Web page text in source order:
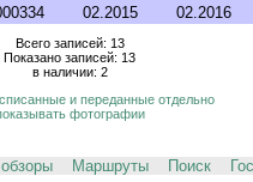
02.2015 02.2016
Всего записей: 13
Показано записей: 13
в наличии: 2
и переданные отдельно
фотографии
Маршруты Поиск